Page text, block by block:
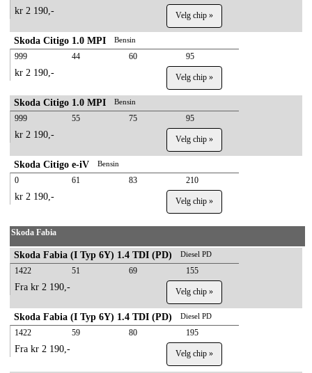
kr 2 190,- Velg chip »
Skoda Citigo 1.0 MPI Bensin
999 44 60 95
kr 2 190,- Velg chip »
Skoda Citigo 1.0 MPI Bensin
999 55 75 95
kr 2 190,- Velg chip »
Skoda Citigo e-iV Bensin
0 61 83 210
kr 2 190,- Velg chip »
Skoda Fabia
Skoda Fabia (I Typ 6Y) 1.4 TDI (PD) Diesel PD
1422 51 69 155
Fra kr 2 190,- Velg chip »
Skoda Fabia (I Typ 6Y) 1.4 TDI (PD) Diesel PD
1422 59 80 195
Fra kr 2 190,- Velg chip »